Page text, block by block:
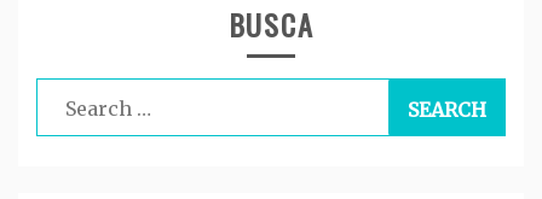
BUSCA
for: